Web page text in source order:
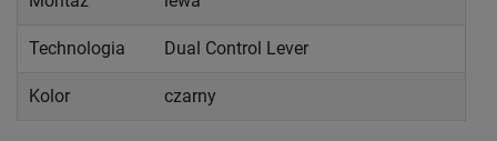
Technologia Dual Control Lever
Kolor czarny